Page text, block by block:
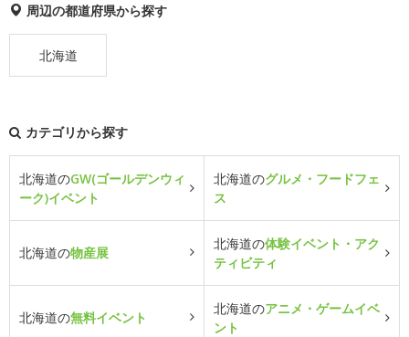
周辺の都道府県から探す
北海道
カテゴリから探す
北海道のGW(ゴールデンウィ
ーク)イベント
北海道のグルメ・フードフェ
ス
北海道の物産展
北海道の体験イベント・アク
ティビティ
北海道の無料イベント
北海道のアニメ・ゲームイベ
ント